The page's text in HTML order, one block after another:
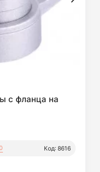
с фланца на
Код: 8616